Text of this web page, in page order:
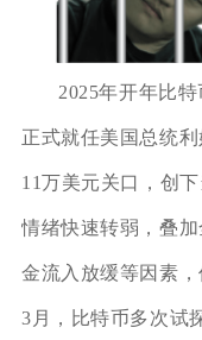
2025年开年比
正式就任美国总统
11万美元关口，创
情绪快速转弱，叠
金流入放缓等因素
3月，比特币多次试